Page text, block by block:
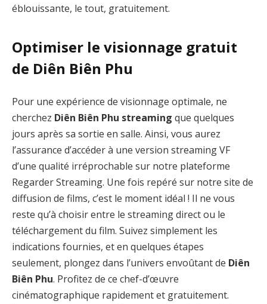
éblouissante, le tout, gratuitement.
Optimiser le visionnage gratuit
de Diên Biên Phu
Pour une expérience de visionnage optimale, ne
cherchez Diên Biên Phu streaming que quelques
jours après sa sortie en salle. Ainsi, vous aurez
l’assurance d’accéder à une version streaming VF
d’une qualité irréprochable sur notre plateforme
Regarder Streaming. Une fois repéré sur notre site de
diffusion de films, c’est le moment idéal ! Il ne vous
reste qu’à choisir entre le streaming direct ou le
téléchargement du film. Suivez simplement les
indications fournies, et en quelques étapes
seulement, plongez dans l’univers envoûtant de Diên
Biên Phu. Profitez de ce chef-d’œuvre
cinématographique rapidement et gratuitement.